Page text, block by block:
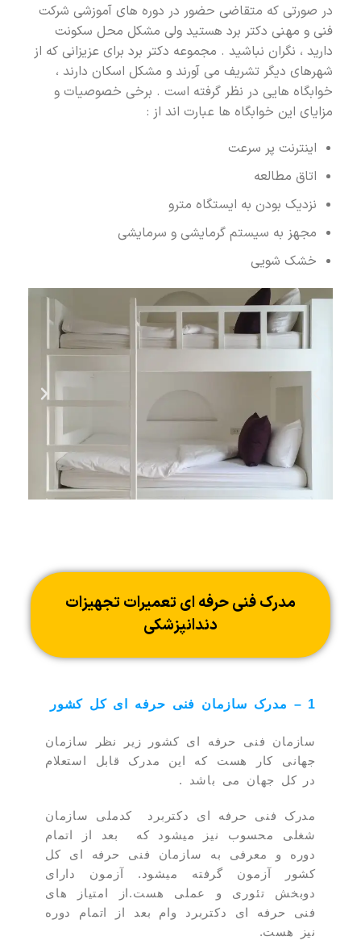
در صورتی که متقاضی حضور در دوره های آموزشی شرکت
فنی و مهنی دکتر برد هستید ولی مشکل محل سکونت
دارید ، نگران نباشید . مجموعه دکتر برد برای عزیزانی که از
شهرهای دیگر تشریف می آورند و مشکل اسکان دارند ،
خوابگاه هایی در نظر گرفته است . برخی خصوصیات و
مزایای این خوابگاه ها عبارت اند از :
اینترنت پر سرعت
اتاق مطالعه
نزدیک بودن به ایستگاه مترو
مجهز به سیستم گرمایشی و سرمایشی
خشک شویی
مدرک فنی حرفه ای تعمیرات تجهیزات
دندانپزشکی
1 – مدرک سازمان فنی حرفه ای کل کشور
سازمان فنی حرفه ای کشور زیر نظر سازمان
جهانی کار هست که این مدرک قابل استعلام
در کل جهان می باشد .
مدرک فنی حرفه ای دکتربرد کدملی سازمان
شغلی محسوب نیز میشود که بعد از اتمام
دوره و معرفی به سازمان فنی حرفه ای کل
کشور آزمون گرفته میشود. آزمون دارای
دوبخش تئوری و عملی هست.از امتیاز های
فنی حرفه ای دکتربرد وام بعد از اتمام دوره
نیز هست.